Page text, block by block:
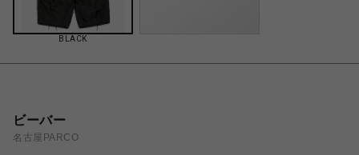
BLACK
ビーバー
名古屋PARCO